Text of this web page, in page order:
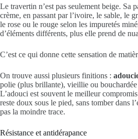
Le travertin n’est pas seulement beige. Sa
crème, en passant par l’ivoire, le sable, le
le rose ou le rouge selon les impuretés
d’éléments différents, plus elle prend de
C’est ce qui donne cette sensation de
On trouve aussi plusieurs finitions :
polie (plus brillante), vieillie ou bouchardée
L’adouci est souvent le meilleur
reste doux sous le pied, sans tomber dans
pas la moindre trace.
Résistance et antidérapance